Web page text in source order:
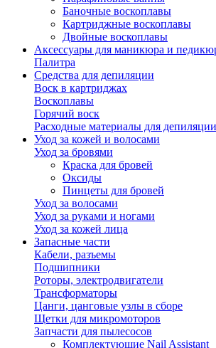
Баночные воскоплавы
Картриджные воскоплавы
Двойные воскоплавы
Аксессуары для маникюра и
Палитра
Средства для депиляции
Воск в картриджах
Воскоплавы
Горячий воск
Расходные материалы для депиляции
Уход за кожей и волосами
Уход за бровями
Краска для бровей
Оксиды
Пинцеты для бровей
Уход за волосами
Уход за руками и ногами
Уход за кожей лица
Запасные части
Кабели, разъемы
Подшипники
Роторы, электродвигатели
Трансформаторы
Цанги, цанговые узлы в сборе
Щетки для микромоторов
Запчасти для пылесосов
Комплектующие Nail Assistant